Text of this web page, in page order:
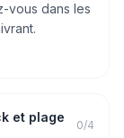
vous dans les
et plage
0/4